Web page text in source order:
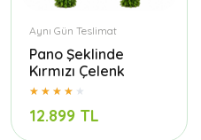
Aynı Gün Teslimat
Pano Şeklinde
Kırmızı Çelenk
12.899 TL